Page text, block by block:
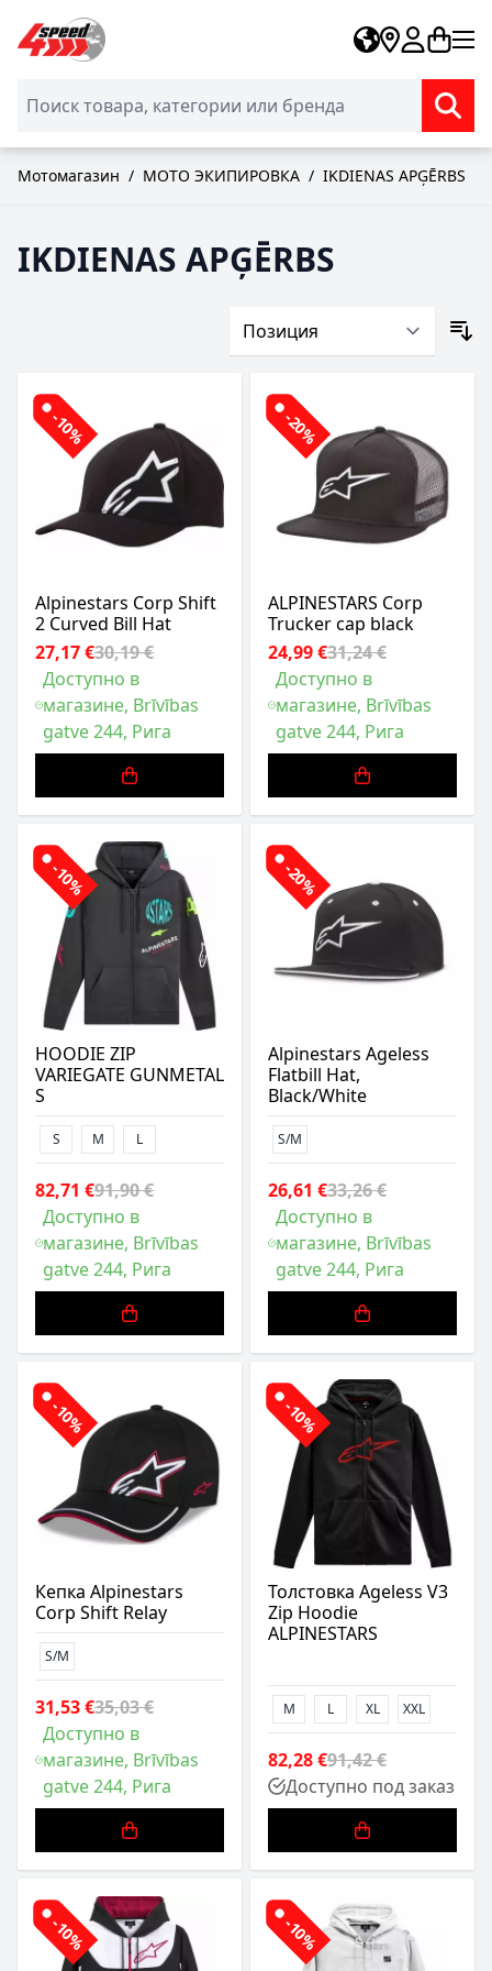
Skip to Content
Мотомагазин / МОТО ЭКИПИРОВКА / IKDIENAS APĢĒRBS
IKDIENAS APĢĒRBS
-10%
Alpinestars Corp Shift
2 Curved Bill Hat
27,17 €30,19 €
Доступно в
магазине, Brīvības
gatve 244, Рига
-20%
ALPINESTARS Corp
Trucker cap black
24,99 €31,24 €
Доступно в
магазине, Brīvības
gatve 244, Рига
-10%
HOODIE ZIP
VARIEGATE GUNMETAL
S
S M L
82,71 €91,90 €
Доступно в
магазине, Brīvības
gatve 244, Рига
-20%
Alpinestars Ageless
Flatbill Hat,
Black/White
S/M
26,61 €33,26 €
Доступно в
магазине, Brīvības
gatve 244, Рига
-10%
Кепка Alpinestars
Corp Shift Relay
S/M
31,53 €35,03 €
Доступно в
магазине, Brīvības
gatve 244, Рига
-10%
Толстовка Ageless V3
Zip Hoodie
ALPINESTARS
M L XL XXL
82,28 €91,42 €
Доступно под заказ
-10% -10%